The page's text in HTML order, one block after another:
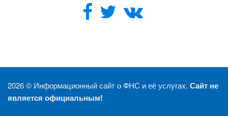
2026 © Информационный сайт о ФНС и её услугах. Сайт не
является официальным!